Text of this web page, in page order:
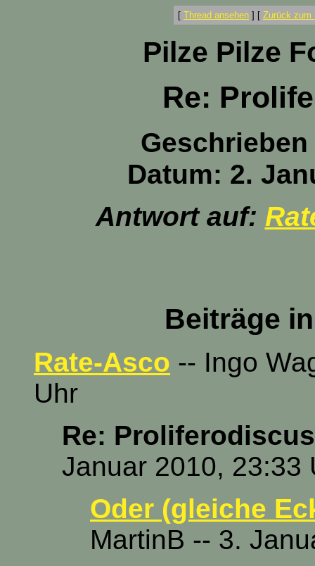
[ Thread ansehen ] [ Zurück zum
Pilze Pilze
Re:
Datum: 2.
Antwort auf:
Beiträge
Rate-Asco -- Ingo
Uhr
Re:
Januar 2010, 23:33
Oder (gleiche
MartinB -- 3.